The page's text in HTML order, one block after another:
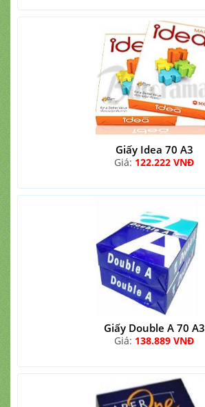
Giấy Idea 70 A3
Giá: 122.222 VNĐ
Giấy Double A 70 A3
Giá: 138.889 VNĐ